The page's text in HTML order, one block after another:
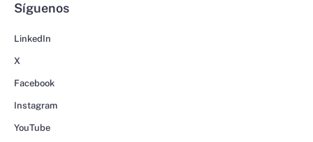
Síguenos
LinkedIn
X
Facebook
Instagram
YouTube